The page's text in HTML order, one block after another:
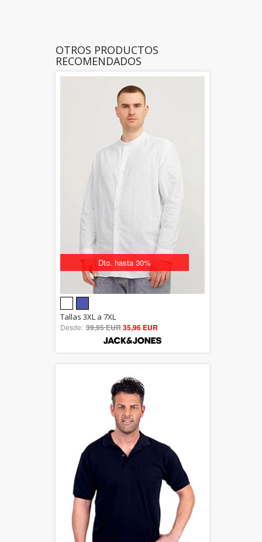
OTROS PRODUCTOS
RECOMENDADOS
Dto. hasta 30%
5.00
out of 5
Tallas 3XL a 7XL
Desde: 39,95 EUR35,96 EUR